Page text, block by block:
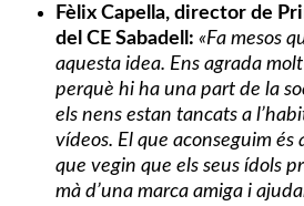
Fèlix Capella, director de
del CE Sabadell: «Fa mesos
aquesta idea. Ens agrada
perquè hi ha una part de la
els nens estan tancats a
vídeos. El que aconseguim
que vegin que els seus ídols
mà d’una marca amiga i